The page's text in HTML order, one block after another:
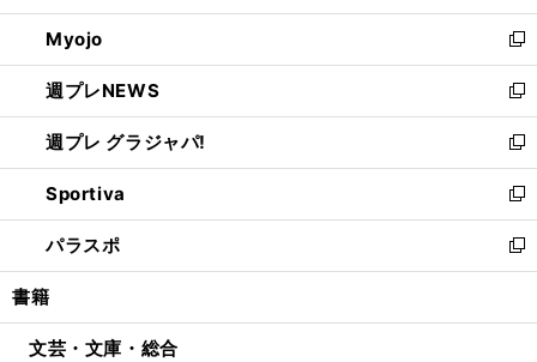
開
く
ウ
で
開
く
ン
ド
ウ
で
開
く
ウ
ィ
ン
ド
ウ
で
開
く
Myojo
新
し
い
ウ
ィ
ン
ド
ウ
で
開
週プレNEWS
新
し
い
ウ
ィ
ン
ド
ウ
開
週プレ グラジャパ!
新
し
い
ウ
ィ
ン
ウ
Sportiva
新
し
い
ウ
ン
パラスポ
新
し
ウ
書籍
文芸・文庫・総合